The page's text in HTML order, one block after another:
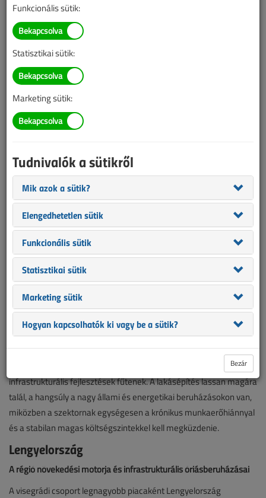
A visegrádi négyek
építőipari kilátásai 2026-ra
2026. február 10. |
A visegrádi régió együttes építőipara a megelőző két év
bizonytalansága és stagnálása után 2026-ban növekedési pályára
léphet, várhatóan felülmúlva a nyugat-európai piacok
mérsékeltebb bővülési ütemét – olvasható az Építési Vállalkozók
Országos Szakszövetsége által készített elemzésben, amelyben
a V4 országok idei építőipari várakozásait vizsgálja.
A térség konjunktúrájának elsődleges hajtóerejét a mélyépítési
szektor adja, amelyet az uniós Helyreállítási és Rezilienciaépítési
Eszköz (RRF) csúcsra járatott kifizetései, valamint a stratégiai
infrastrukturális fejlesztések fűtenek. A lakásépítés lassan magára
talál, a hangsúly a nagy állami és energetikai beruházásokon van,
miközben a szektornak egységesen a krónikus munkaerőhiánnyal
és a stabilan magas költségszintekkel kell megküzdenie.
Lengyelország
A régió növekedési motorja és infrastrukturális óriásberuházásai
A visegrádi csoport legnagyobb piacaként Lengyelország
Funkcionális sütik:
Statisztikai sütik:
Marketing sütik:
Tudnivalók a sütikről
Mik azok a sütik?
Elengedhetetlen sütik
Funkcionális sütik
Statisztikai sütik
Marketing sütik
Hogyan kapcsolhatók ki vagy be a sütik?
Bezár